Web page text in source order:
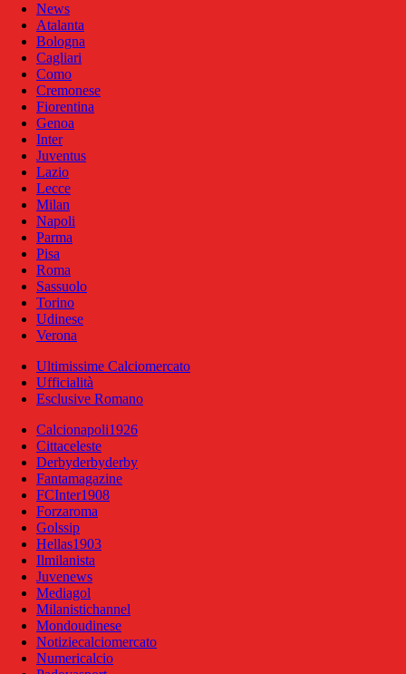
News
Atalanta
Bologna
Cagliari
Como
Cremonese
Fiorentina
Genoa
Inter
Juventus
Lazio
Lecce
Milan
Napoli
Parma
Pisa
Roma
Sassuolo
Torino
Udinese
Verona
Ultimissime Calciomercato
Ufficialità
Esclusive Romano
Calcionapoli1926
Cittaceleste
Derbyderbyderby
Fantamagazine
FCInter1908
Forzaroma
Golssip
Hellas1903
Ilmilanista
Juvenews
Mediagol
Milanistichannel
Mondoudinese
Notiziecalciomercato
Numericalcio